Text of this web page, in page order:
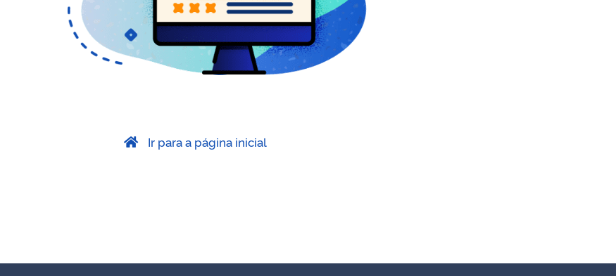
Ir para a página inicial